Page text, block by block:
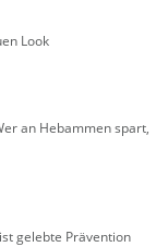
Look
an Heb­am­men spart,
ge­leb­te Prä­ven­ti­on